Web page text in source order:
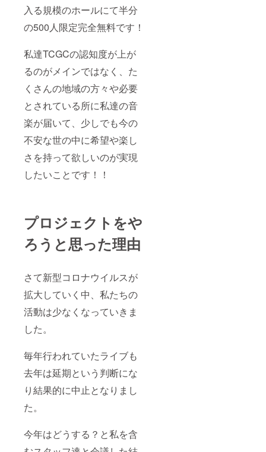
入る規模のホールにて半分
の500人限定完全無料です！
私達TCGCの認知度が上が
るのがメインではなく、た
くさんの地域の方々や必要
とされている所に私達の音
楽が届いて、少しでも今の
不安な世の中に希望や楽し
さを持って欲しいのが実現
したいことです！！
プロジェクトをや
ろうと思った理由
さて新型コロナウイルスが
拡大していく中、私たちの
活動は少なくなっていきま
した。
毎年行われていたライブも
去年は延期という判断にな
り結果的に中止となりまし
た。
今年はどうする？と私を含